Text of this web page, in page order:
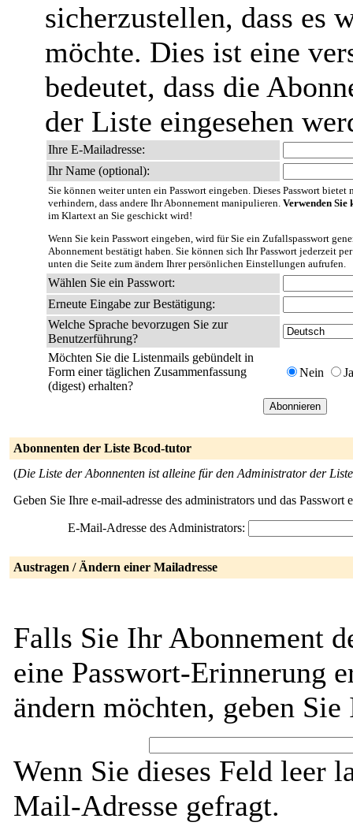
sicherzustellen, dass es
möchte. Dies ist eine
bedeutet, dass die
der Liste eingesehen
Ihre E-Mailadresse:
Ihr Name (optional):
Sie können weiter unten ein Passwort eingeben. Dieses Passwort
verhindern, dass andere Ihr Abonnement manipulieren. Verwenden Sie
im Klartext an Sie geschickt wird!
Wenn Sie kein Passwort eingeben, wird für Sie ein Zufallspasswort
Abonnement bestätigt haben. Sie können sich Ihr Passwort jederzeit
unten die Seite zum ändern Ihrer persönlichen Einstellungen aufrufen.
Wählen Sie ein Passwort:
Erneute Eingabe zur Bestätigung:
Welche Sprache bevorzugen Sie zur
Benutzerführung?
Möchten Sie die Listenmails gebündelt in
Form einer täglichen Zusammenfassung
(digest) erhalten?
Nein Ja
Abonnenten der Liste Bcod-tutor
(Die Liste der Abonnenten ist alleine für den Administrator der
Geben Sie Ihre e-mail-adresse des administrators und das
E-Mail-Adresse des Administrators:
Austragen / Ändern einer Mailadresse
Falls Sie Ihr Abonnement
eine Passwort-Erinnerung
ändern möchten, geben
Wenn Sie dieses Feld leer
Mail-Adresse gefragt.